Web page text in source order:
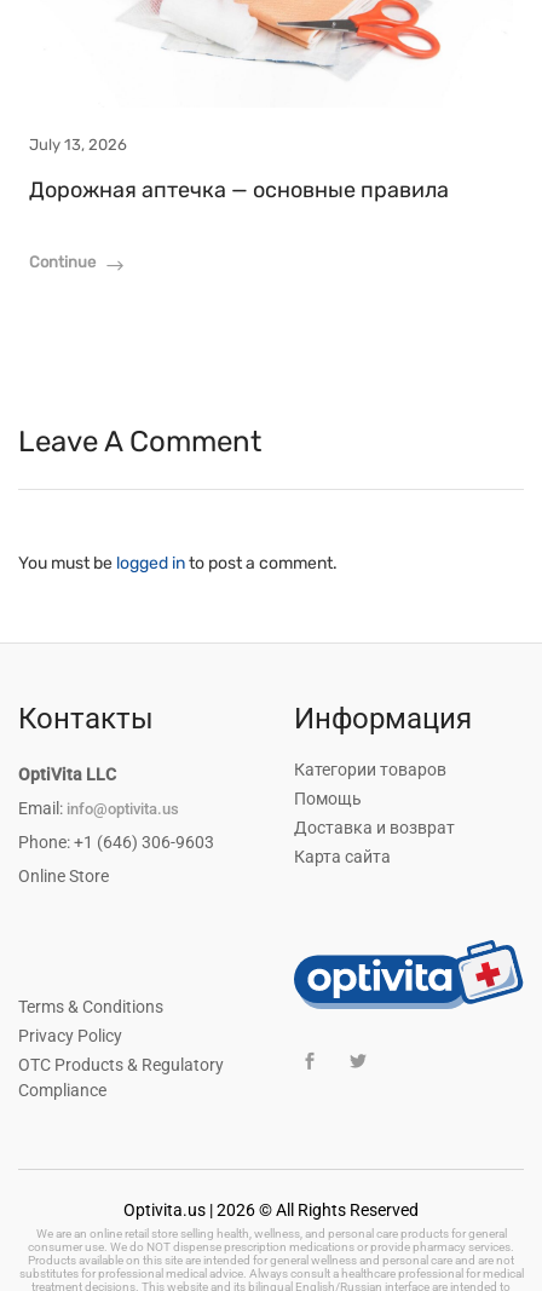
July 13, 2026
Дорожная аптечка — основные правила
Continue
Leave A Comment
You must be logged into post a comment.
Контакты
OptiVita LLC
Email: info@optivita.us
Phone: +1 (646) 306-9603
Online Store
Информация
Категории товаров
Помощь
Доставка и возврат
Карта сайта
Terms & Conditions
Privacy Policy
OTC Products & Regulatory
Compliance
Optivita.us | 2026 © All Rights Reserved
We are an online retail store selling health, wellness, and personal care products for general
consumer use. We do NOT dispense prescription medications or provide pharmacy services.
Products available on this site are intended for general wellness and personal care and are not
substitutes for professional medical advice. Always consult a healthcare professional for medical
treatment decisions. This website and its bilingual English/Russian interface are intended to